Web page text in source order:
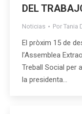
DEL
Noticias Por Tania
El pròxim 15 de
l’Assemblea
Treball Social per
la presidenta…